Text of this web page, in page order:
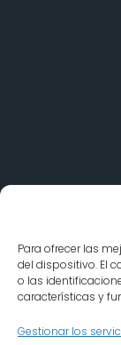
Para ofrecer las
del dispositivo. El
o las
características y
Gestionar los